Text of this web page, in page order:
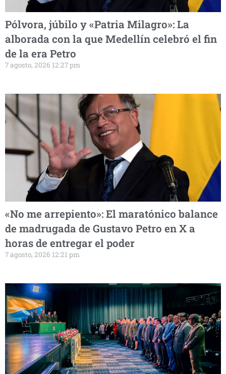
Pólvora, júbilo y «Patria Milagro»: La
alborada con la que Medellín celebró el fin
de la era Petro
7 agosto, 2026 12:27 pm
«No me arrepiento»: El maratónico balance
de madrugada de Gustavo Petro en X a
horas de entregar el poder
7 agosto, 2026 12:21 pm